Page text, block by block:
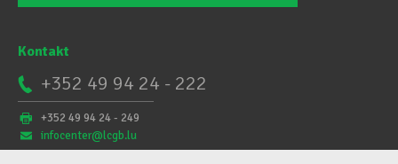
Kontakt
+352 49 94 24 - 222
+352 49 94 24 - 249
infocenter@lcgb.lu